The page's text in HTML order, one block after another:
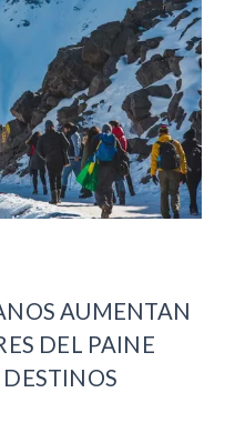
AUMENTAN
DEL PAINE
DESTINOS